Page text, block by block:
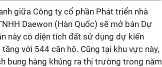
giữa Công ty cổ phần Phát triển nhà
Daewon (Hàn Quốc) sẽ mở bán Dự
này có diện tích đất sử dụng dự kiến
với 544 căn hộ. Cũng tại khu vực này,
bung hàng khủng ra thị trường trong năm